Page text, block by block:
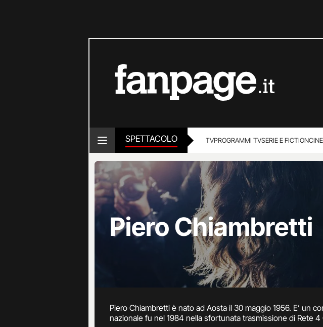
SPETTACOLO TVPROGRAMMI TVSERIE E FICTION
Piero Chiambretti
Piero Chiambretti è nato ad Aosta il 30 maggio 1956. E’ un
nazionale fu nel 1984 nella sfortunata trasmissione di Rete